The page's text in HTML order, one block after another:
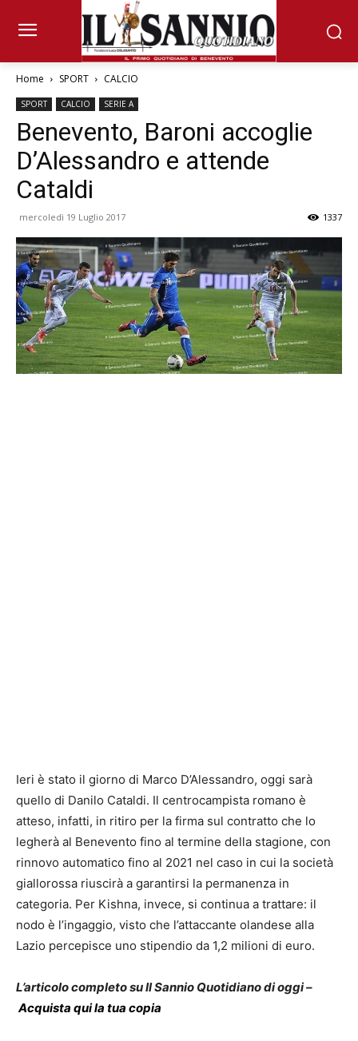
Home SPORT CALCIO
SPORT CALCIO SERIE A
Benevento, Baroni accoglie
D’Alessandro e attende
Cataldi
mercoledì 19 Luglio 2017 1337
Ieri è stato il giorno di Marco D’Alessandro, oggi sarà
quello di Danilo Cataldi. Il centrocampista romano è
atteso, infatti, in ritiro per la firma sul contratto che lo
legherà al Benevento fino al termine della stagione, con
rinnovo automatico fino al 2021 nel caso in cui la società
giallorossa riuscirà a garantirsi la permanenza in
categoria. Per Kishna, invece, si continua a trattare: il
nodo è l’ingaggio, visto che l’attaccante olandese alla
Lazio percepisce uno stipendio da 1,2 milioni di euro.
L’articolo completo su Il Sannio Quotidiano di oggi –
Acquista qui la tua copia